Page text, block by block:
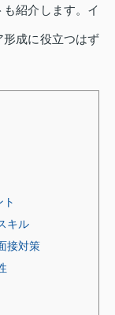
紹介します。イ
形成に役立つはず
キル
接対策